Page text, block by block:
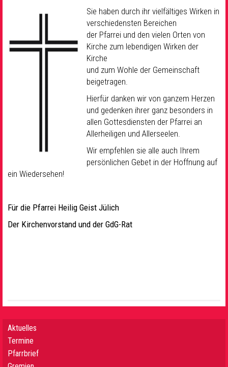
Sie haben durch ihr vielfältiges Wirken in
verschiedensten Bereichen
der Pfarrei und den vielen Orten von
Kirche zum lebendigen Wirken der
Kirche
und zum Wohle der Gemeinschaft
beigetragen.
Hierfür danken wir von ganzem Herzen
und gedenken ihrer ganz besonders in
allen Gottesdiensten der Pfarrei an
Allerheiligen und Allerseelen.
Wir empfehlen sie alle auch Ihrem
persönlichen Gebet in der Hoffnung auf
ein Wiedersehen!
Für die Pfarrei Heilig Geist Jülich
Der Kirchenvorstand und der GdG-Rat
Aktuelles
Termine
Pfarrbrief